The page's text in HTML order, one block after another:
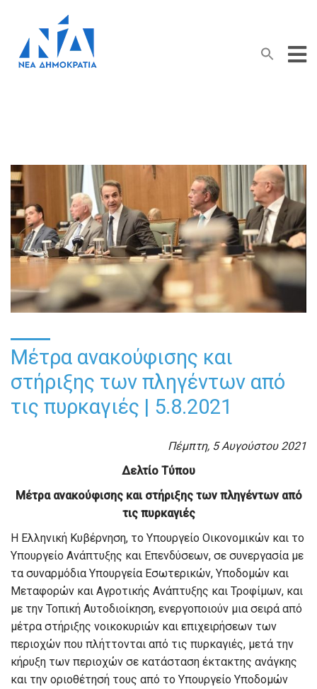
Search
for:
Search Button
Μέτρα ανακούφισης και
στήριξης των πληγέντων από
τις πυρκαγιές | 5.8.2021
Πέμπτη, 5Αυγούστου 2021
Δελτίο Τύπου
Μέτρα ανακούφισης και στήριξης των πληγέντων από
τις πυρκαγιές
Η Ελληνική Κυβέρνηση, το Υπουργείο Οικονομικών και το
Υπουργείο Ανάπτυξης και Επενδύσεων, σε συνεργασία με
τα συναρμόδια Υπουργεία Εσωτερικών, Υποδομών και
Μεταφορών και Αγροτικής Ανάπτυξης και Τροφίμων, και
με την Τοπική Αυτοδιοίκηση, ενεργοποιούν μια σειρά από
μέτρα στήριξης νοικοκυριών και επιχειρήσεων των
περιοχών που πλήττονται από τις πυρκαγιές, μετά την
κήρυξη των περιοχών σε κατάσταση έκτακτης ανάγκης
και την οριοθέτησή τους από το Υπουργείο Υποδομών